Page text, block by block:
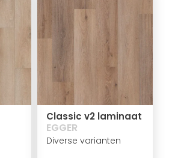
Classic v2 laminaat
EGGER
Diverse varianten